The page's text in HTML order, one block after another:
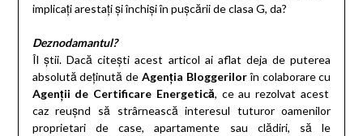
implicați arestați și închiși în pușcării de clasa G, da?
Deznodamantul?
Îl știi. Dacă citești acest articol ai aflat deja de puterea
absolută deținută deAgenția Bloggerilorîn colaborare cu
Agenții de Certificare Energetică, ce au rezolvat acest
caz reușnd să strârnească interesul tuturor oamenilor
proprietari de case, apartamente sau clădiri, să le